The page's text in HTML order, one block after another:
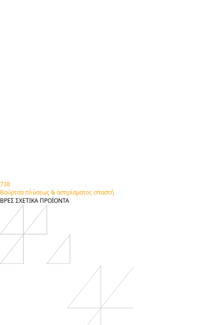
738
Βούρτσα πλύσεως & ασπρίσματος σπαστή
ΒΡΕΣΣΧΕΤΙΚΑ ΠΡΟΪΟΝΤΑ